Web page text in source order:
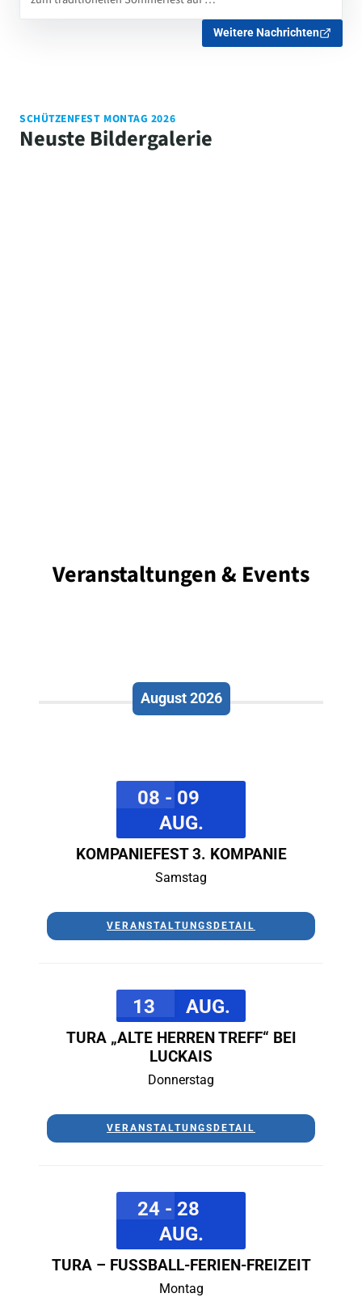
Weitere Nachrichten
SCHÜTZENFEST MONTAG 2026
Neuste Bildergalerie
Veranstaltungen & Events
August 2026
08 - 09
AUG.
KOMPANIEFEST 3. KOMPANIE
Samstag
VERANSTALTUNGSDETAIL
13 AUG.
TURA „ALTE HERREN TREFF“ BEI
LUCKAIS
Donnerstag
VERANSTALTUNGSDETAIL
24 - 28
AUG.
TURA – FUSSBALL-FERIEN-FREIZEIT
Montag